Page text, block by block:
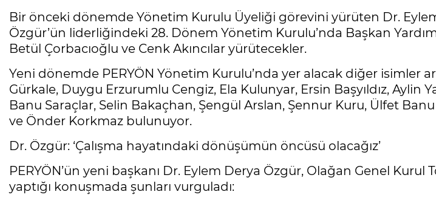
Bir önceki dönemde Yönetim Kurulu Üyeliği görevini yürüten Dr.
Özgür’ün liderliğindeki 28. Dönem Yönetim Kurulu’nda Başkan
Betül Çorbacıoğlu ve Cenk Akıncılar yürütecekler.
Yeni dönemde PERYÖN Yönetim Kurulu’nda yer alacak diğer isimler
Gürkale, Duygu Erzurumlu Cengiz, Ela Kulunyar, Ersin Başyıldız, Aylin
Banu Saraçlar, Selin Bakaçhan, Şengül Arslan, Şennur Kuru, Ülfet
ve Önder Korkmaz bulunuyor.
Dr. Özgür: ‘Çalışma hayatındaki dönüşümün öncüsü olacağız’
PERYÖN’ün yeni başkanı Dr. Eylem Derya Özgür, Olağan Genel Kurul
yaptığı konuşmada şunları vurguladı: